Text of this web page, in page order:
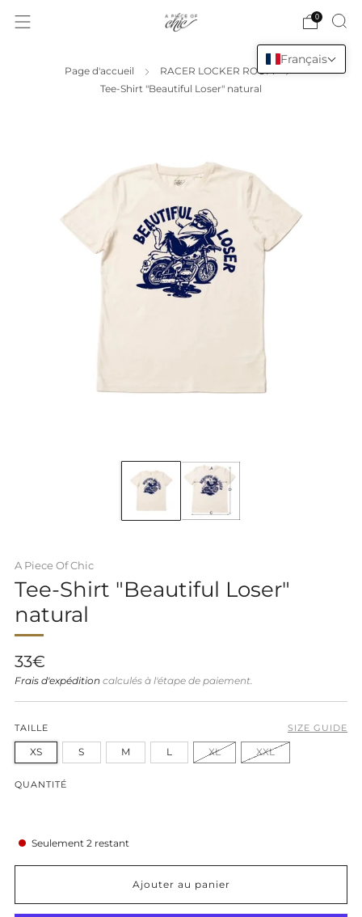
0
Page d'accueil
RACER LOCKER ROOM
Tee-Shirt "Beautiful Loser" natural
A Piece Of Chic
Tee-Shirt "Beautiful Loser"
natural
Prix
régulier
33€
Frais d'expédition calculés à l'étape de paiement.
TAILLE SIZE GUIDE
XS S M L XL XXL
QUANTITÉ
Seulement 2 restant
Ajouter au panier
Français